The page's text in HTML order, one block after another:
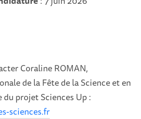
Coraline ROMAN,
de la Fête de la Science et en
projet Sciences Up :
sciences.fr